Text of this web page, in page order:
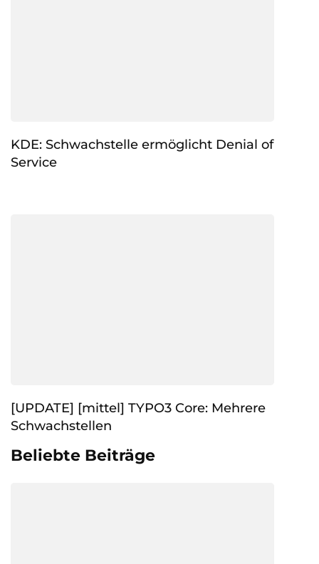
KDE: Schwachstelle ermöglicht Denial of
Service
[UPDATE] [mittel] TYPO3 Core: Mehrere
Schwachstellen
Beliebte Beiträge